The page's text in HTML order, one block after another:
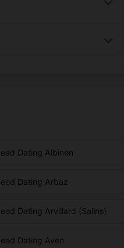
Dating Albinen
Dating Arbaz
Dating Arvillard (Salins)
Dating Aven